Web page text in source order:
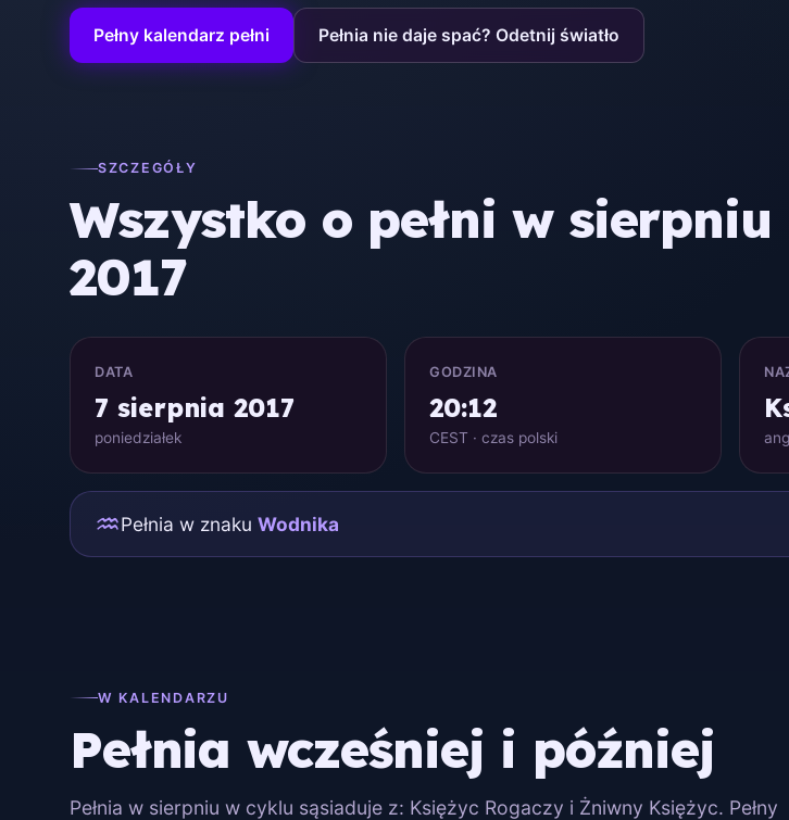
Pełny kalendarz pełni Pełnia nie daje spać? Odetnij światło
SZCZEGÓŁY
Wszystko o pełni w sierpniu
2017
DATA
7 sierpnia 2017
poniedziałek
GODZINA
20:12
CEST · czas polski
♒Pełnia w znaku Wodnika
W KALENDARZU
Pełnia wcześniej i później
Pełnia w sierpniu w cyklu sąsiaduje z: Księżyc Rogaczy i Żniwny Księżyc. Pełny